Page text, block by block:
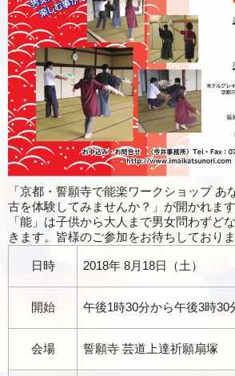
「京都・誓願寺で能楽ワークショップ あ
古を体験してみませんか？」が開かれます
「能」は子供から大人まで男女問わずど
きます。皆様のご参加をお待ちしておりま
日時 2018年 8月18日（土）
開始 午後1時30分から午後3時30
会場 誓願寺 芸道上達祈願扇塚